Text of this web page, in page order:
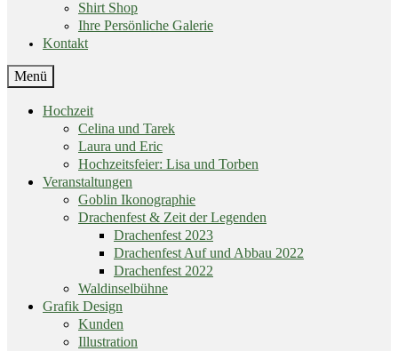
Shirt Shop
Ihre Persönliche Galerie
Kontakt
End
of
Menü
Skip
Hochzeit
Celina und Tarek
Laura und Eric
Hochzeitsfeier: Lisa und Torben
Veranstaltungen
Goblin Ikonographie
Drachenfest & Zeit der Legenden
Drachenfest 2023
Drachenfest Auf und Abbau 2022
Drachenfest 2022
Waldinselbühne
Grafik Design
Kunden
Illustration